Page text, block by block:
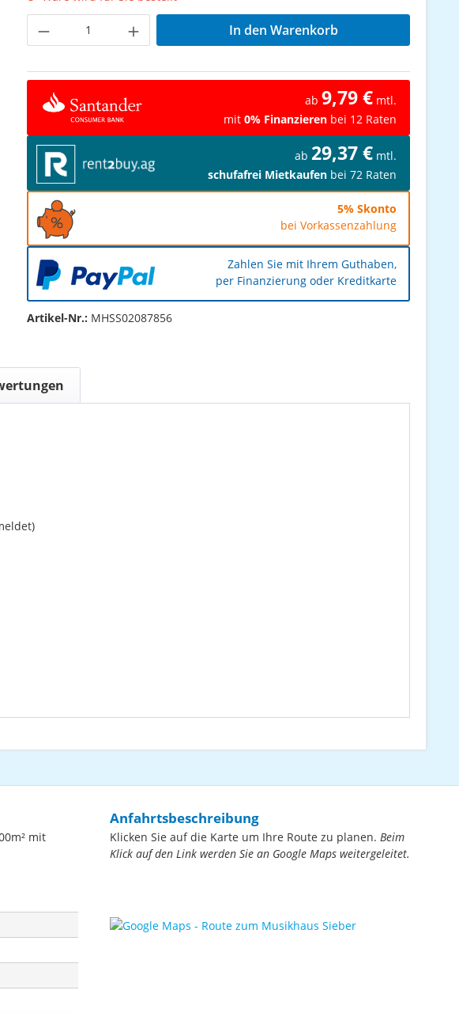
Produkt Anzahl: Gib den gewünschten Wert
In den Warenkorb
ab 9,79 € mtl.
mit 0% Finanzieren bei 12 Raten
ab 29,37 € mtl.
schufafrei Mietkaufen bei 72 Raten
5% Skonto
bei Vorkassenzahlung
Zahlen Sie mit Ihrem Guthaben,
per Finanzierung oder Kreditkarte
Artikel-Nr.: MHSS02087856
mit
Anfahrtsbeschreibung
Klicken Sie auf die Karte um Ihre Route zu planen. Beim
Klick auf den Link werden Sie an Google Maps weitergeleitet.